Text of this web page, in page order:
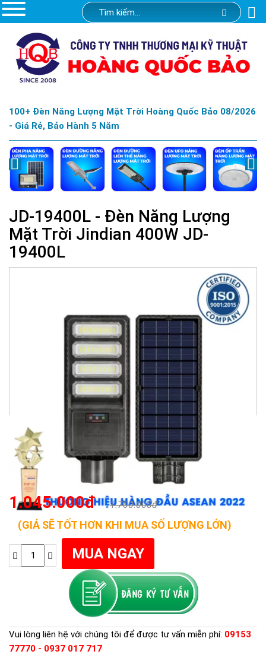
100+ Đèn Năng Lượng Mặt Trời Hoàng Quốc Bảo 08/2026
- Giá Rẻ, Bảo Hành 5 Năm
JD-19400L - Đèn Năng Lượng
Mặt Trời Jindian 400W JD-
19400L
1.045.000đ 1.700.000đ
(GIÁ SẼ TỐT HƠN KHI MUA SỐ LƯỢNG LỚN)
Vui lòng liên hệ với chúng tôi để được tư vấn miễn phí: 09153
77770 - 0937 017 717